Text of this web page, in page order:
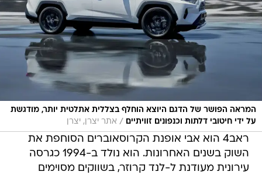
המראה הפושר של הדגם היוצא הוחלף בצללית אתלטית יותר, מודגשת
על ידי חיטובי דלתות וכנפונים זוויתיים
/ אתר יצרן, יצרן
ראב4 הוא אבי אופנת הקרוסאוברים הסוחפת את
השוק בשנים האחרונות. הוא נולד ב-1994 כגרסה
עירונית מעודנת ל-לנד קרוזר, בשווקים מסוימים